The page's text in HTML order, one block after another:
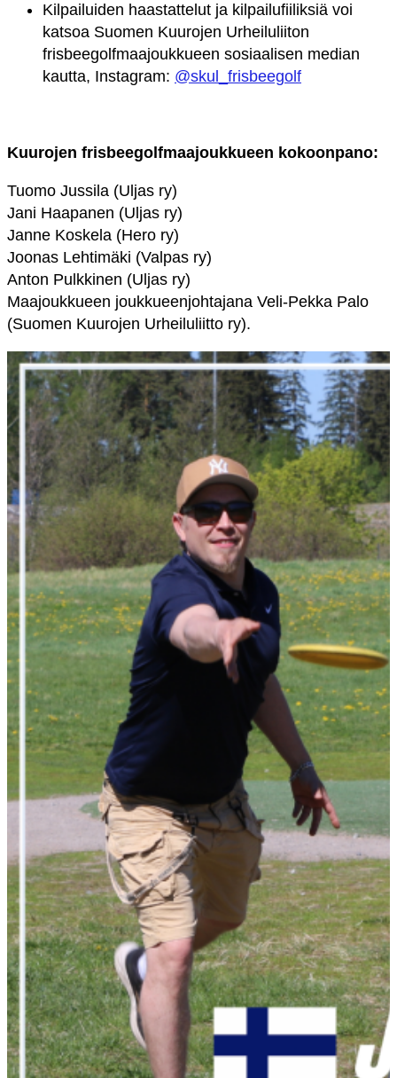
Kilpailuiden haastattelut ja kilpailufiiliksiä voi
katsoa Suomen Kuurojen Urheiluliiton
frisbeegolfmaajoukkueen sosiaalisen median
kautta, Instagram: @skul_frisbeegolf
Kuurojen frisbeegolfmaajoukkueen kokoonpano:
Tuomo Jussila (Uljas ry)
Jani Haapanen (Uljas ry)
Janne Koskela (Hero ry)
Joonas Lehtimäki (Valpas ry)
Anton Pulkkinen (Uljas ry)
Maajoukkueen joukkueenjohtajana Veli-Pekka Palo
(Suomen Kuurojen Urheiluliitto ry).